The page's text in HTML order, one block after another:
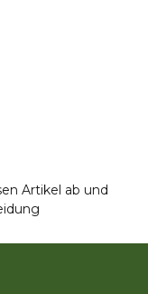
Artikel ab und